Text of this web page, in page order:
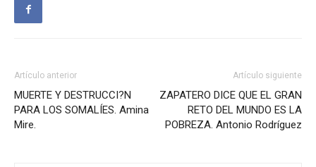
Artículo anterior
MUERTE Y DESTRUCCI?N
PARA LOS SOMALÍES. Amina
Mire.
Artículo siguiente
ZAPATERO DICE QUE EL GRAN
RETO DEL MUNDO ES LA
POBREZA. Antonio Rodríguez